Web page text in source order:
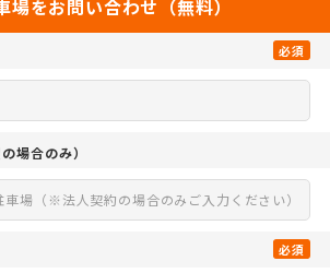
場をお問い合わせ（無料）
必須
場合のみ）
必須